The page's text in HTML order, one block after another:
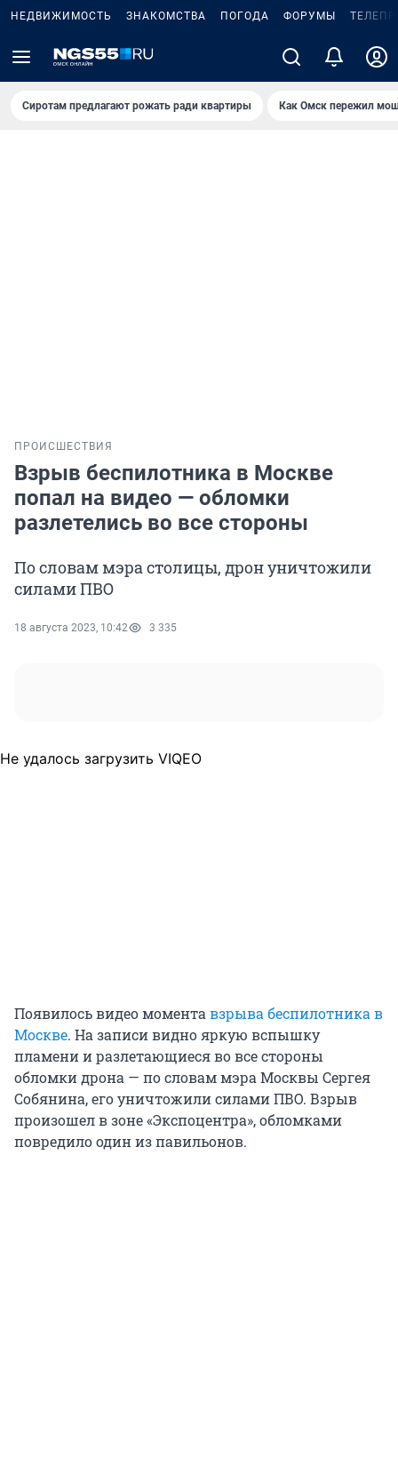
НЕДВИЖИМОСТЬ ЗНАКОМСТВА ПОГОДА ФОРУМЫ
Сиротам предлагают рожать ради квартиры Как Омск пережил
ПРОИСШЕСТВИЯ
Взрыв беспилотника в Москве
попал на видео — обломки
разлетелись во все стороны
По словам мэра столицы, дрон уничтожили
силами ПВО
18 августа 2023, 10:42 3 335
Не удалось загрузить VIQEO
Появилось видео момента взрыва беспилотника в
Москве. На записи видно яркую вспышку
пламени и разлетающиеся во все стороны
обломки дрона — по словам мэра Москвы Сергея
Собянина, его уничтожили силами ПВО. Взрыв
произошел в зоне «Экспоцентра», обломками
повредило один из павильонов.